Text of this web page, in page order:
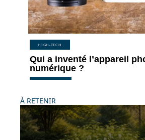
HIGH-TECH
Qui a inventé l’appareil
numérique ?
À RETENIR